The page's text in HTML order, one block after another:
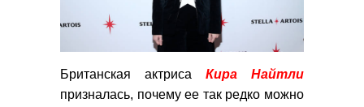
Британская актриса Кира Найтли
призналась, почему ее так редко можно